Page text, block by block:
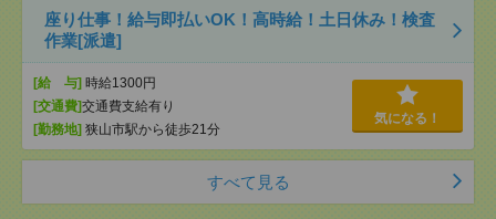
座り仕事！給与即払いOK！高時給！土日休み！検査
作業[派遣]
[給 与] 時給1300円
[交通費]交通費支給有り
[勤務地] 狭山市駅から徒歩21分
気になる！
すべて見る